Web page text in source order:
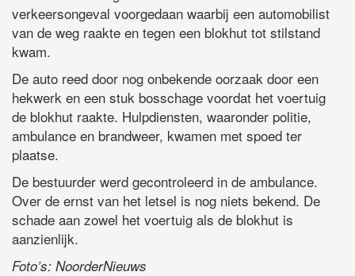
verkeersongeval voorgedaan waarbij een automobilist
van de weg raakte en tegen een blokhut tot stilstand
kwam.
De auto reed door nog onbekende oorzaak door een
hekwerk en een stuk bosschage voordat het voertuig
de blokhut raakte. Hulpdiensten, waaronder politie,
ambulance en brandweer, kwamen met spoed ter
plaatse.
De bestuurder werd gecontroleerd in de ambulance.
Over de ernst van het letsel is nog niets bekend. De
schade aan zowel het voertuig als de blokhut is
aanzienlijk.
Foto’s: NoorderNieuws